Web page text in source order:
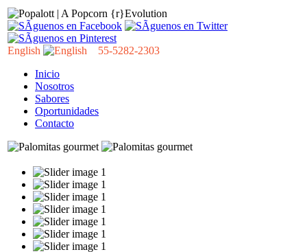
English
55-5282-2303
Inicio
Nosotros
Sabores
Oportunidades
Contacto